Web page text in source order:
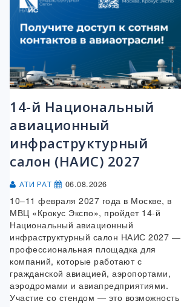
14-й Национальный
авиационный
инфраструктурный
салон (НАИС) 2027
АТИ РАТ 06.08.2026
10–11 февраля 2027 года в Москве, в
МВЦ «Крокус Экспо», пройдет 14-й
Национальный авиационный
инфраструктурный салон НАИС 2027 —
профессиональная площадка для
компаний, которые работают с
гражданской авиацией, аэропортами,
аэродромами и авиапредприятиями.
Участие со стендом — это возможность